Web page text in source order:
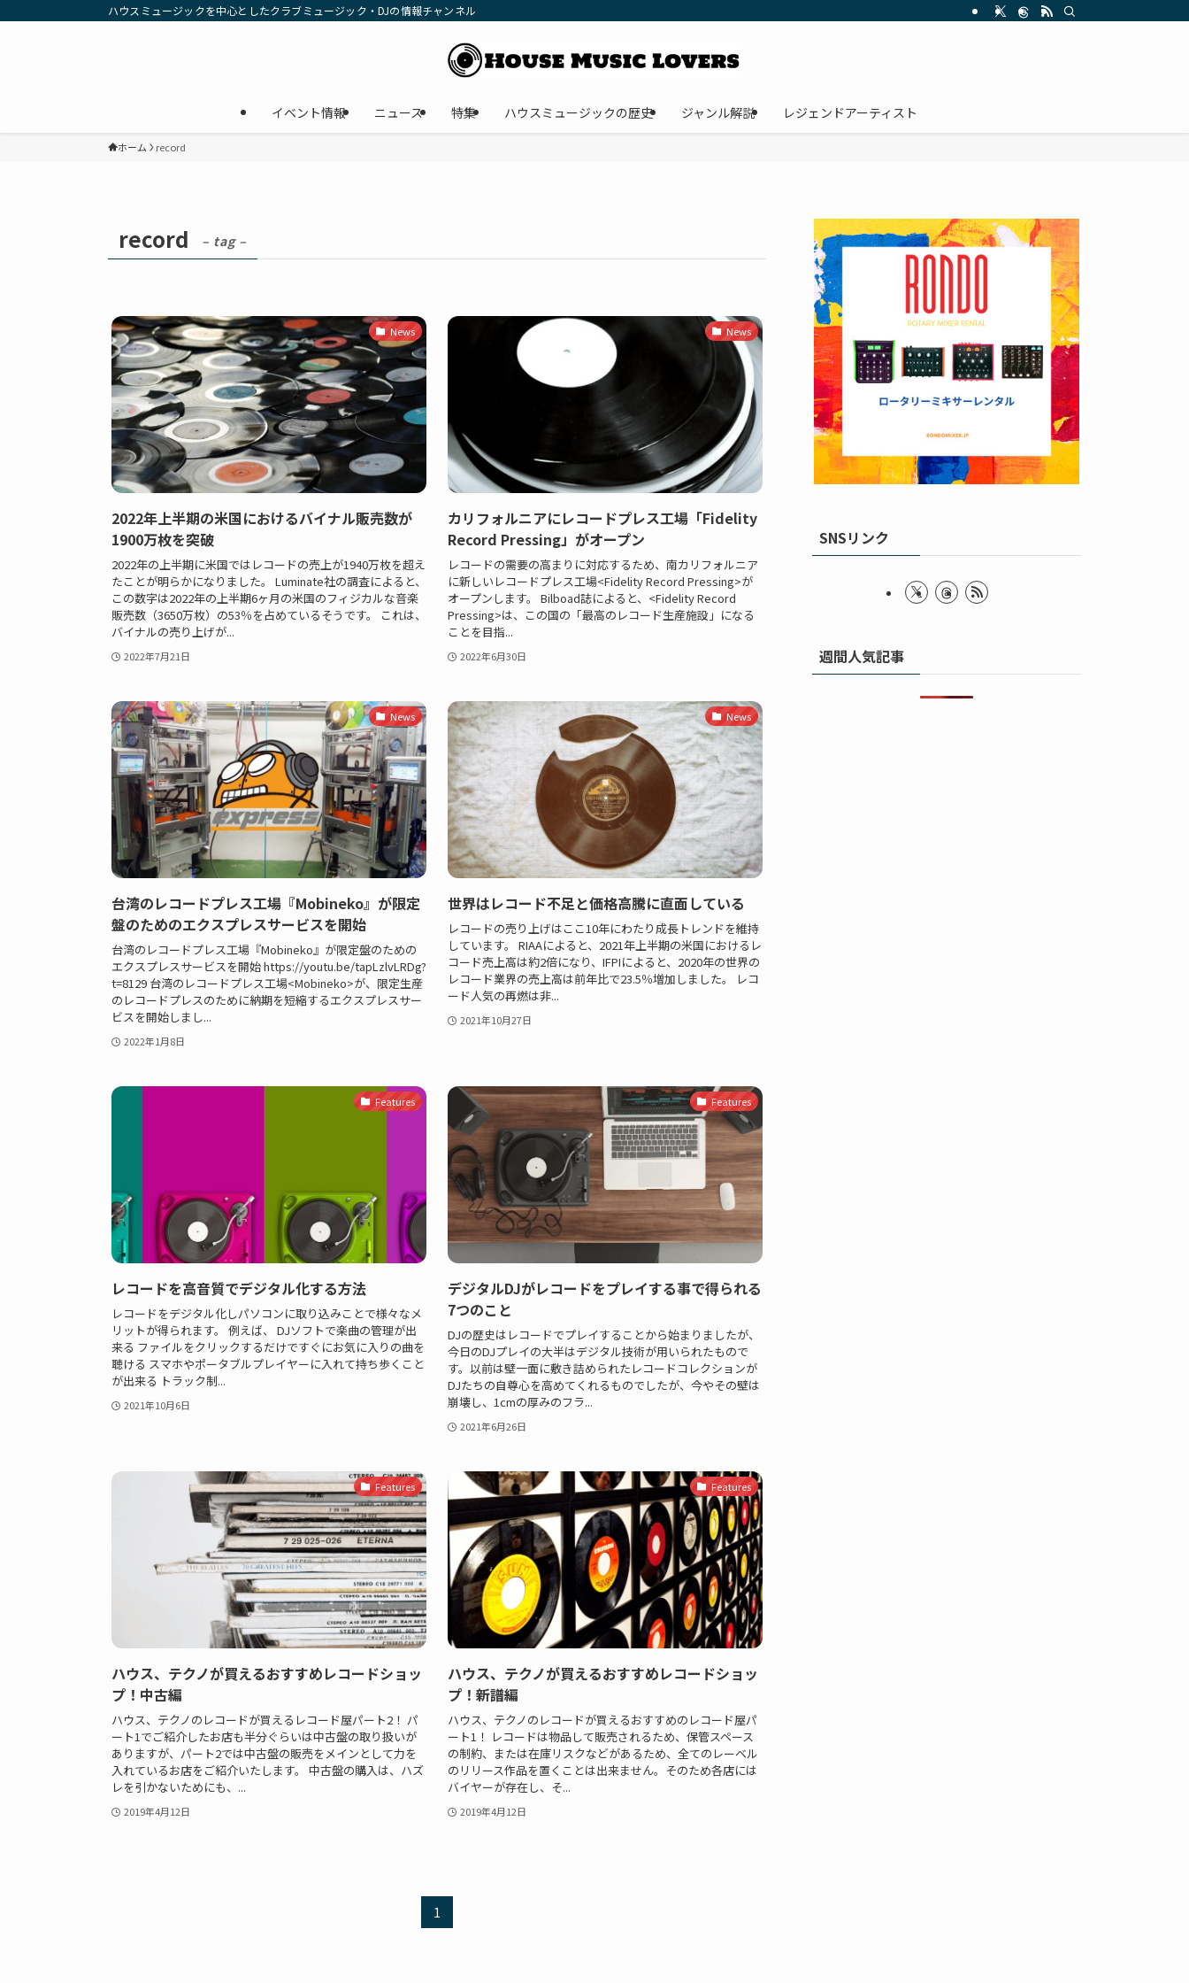
ハウスミュージックを中心としたクラブミュージック・DJの情報チャンネル
イベント情報 ニュース 特集 ハウスミュージックの歴史 ジャンル解説 レジェンドアーティスト
ホーム record
record – tag –
News
2022年上半期の米国におけるバイナル販売数が
1900万枚を突破
2022年の上半期に米国ではレコードの売上が1940万枚を超え
たことが明らかになりました。 Luminate社の調査によると、
この数字は2022年の上半期6ヶ月の米国のフィジカルな音楽
販売数（3650万枚）の53％を占めているそうです。 これは、
バイナルの売り上げが...
2022年7月21日
News
カリフォルニアにレコードプレス工場「Fidelity
Record Pressing」がオープン
レコードの需要の高まりに対応するため、南カリフォルニア
に新しいレコードプレス工場<Fidelity Record Pressing>が
オープンします。 Bilboad誌によると、<Fidelity Record
Pressing>は、この国の「最高のレコード生産施設」になる
ことを目指...
2022年6月30日
News
台湾のレコードプレス工場『Mobineko』が限定
盤のためのエクスプレスサービスを開始
台湾のレコードプレス工場『Mobineko』が限定盤のための
エクスプレスサービスを開始 https://youtu.be/tapLzlvLRDg?
t=8129 台湾のレコードプレス工場<Mobineko>が、限定生産
のレコードプレスのために納期を短縮するエクスプレスサー
ビスを開始しまし...
2022年1月8日
News
世界はレコード不足と価格高騰に直面している
レコードの売り上げはここ10年にわたり成長トレンドを維持
しています。 RIAAによると、2021年上半期の米国におけるレ
コード売上高は約2倍になり、IFPIによると、2020年の世界の
レコード業界の売上高は前年比で23.5％増加しました。 レコ
ード人気の再燃は非...
2021年10月27日
Features
レコードを高音質でデジタル化する方法
レコードをデジタル化しパソコンに取り込みことで様々なメ
リットが得られます。 例えば、 DJソフトで楽曲の管理が出
来る ファイルをクリックするだけですぐにお気に入りの曲を
聴ける スマホやポータブルプレイヤーに入れて持ち歩くこと
が出来る トラック制...
2021年10月6日
Features
デジタルDJがレコードをプレイする事で得られる
7つのこと
DJの歴史はレコードでプレイすることから始まりましたが、
今日のDJプレイの大半はデジタル技術が用いられたもので
す。以前は壁一面に敷き詰められたレコードコレクションが
DJたちの自尊心を高めてくれるものでしたが、今やその壁は
崩壊し、1cmの厚みのフラ...
2021年6月26日
Features
ハウス、テクノが買えるおすすめレコードショッ
プ！中古編
ハウス、テクノのレコードが買えるレコード屋パート2！ パ
ート1でご紹介したお店も半分ぐらいは中古盤の取り扱いが
ありますが、パート2では中古盤の販売をメインとして力を
入れているお店をご紹介いたします。 中古盤の購入は、ハズ
レを引かないためにも、...
2019年4月12日
Features
ハウス、テクノが買えるおすすめレコードショッ
プ！新譜編
ハウス、テクノのレコードが買えるおすすめのレコード屋パ
ート1！ レコードは物品して販売されるため、保管スペース
の制約、または在庫リスクなどがあるため、全てのレーベル
のリリース作品を置くことは出来ません。そのため各店には
バイヤーが存在し、そ...
2019年4月12日
1
SNSリンク
週間人気記事